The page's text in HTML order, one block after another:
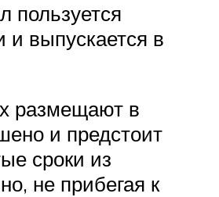
пользуется
и выпускается в
размещают в
и предстоит
сроки из
не прибегая к